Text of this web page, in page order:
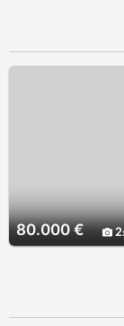
80.000 € 2